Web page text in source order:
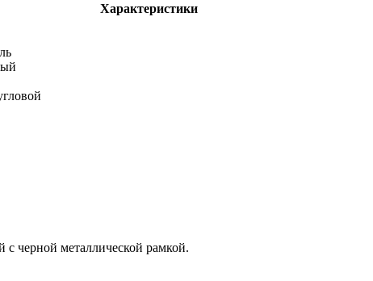
Характеристики
черной металлической рамкой.